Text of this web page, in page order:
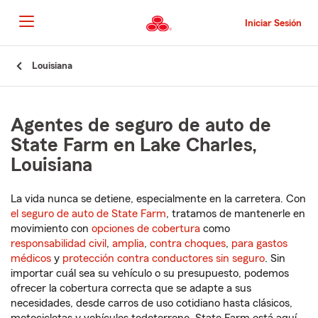
al
contenido
principal
Iniciar Sesión
Louisiana
Agentes de seguro de auto de
State Farm en Lake Charles,
Louisiana
La vida nunca se detiene, especialmente en la carretera. Con
el seguro de auto de State Farm, tratamos de mantenerle en
movimiento con opciones de cobertura como
responsabilidad civil , amplia, contra choques, para gastos
médicos y protección contra conductores sin seguro. Sin
importar cuál sea su vehículo o su presupuesto, podemos
ofrecer la cobertura correcta que se adapte a sus
necesidades, desde carros de uso cotidiano hasta clásicos,